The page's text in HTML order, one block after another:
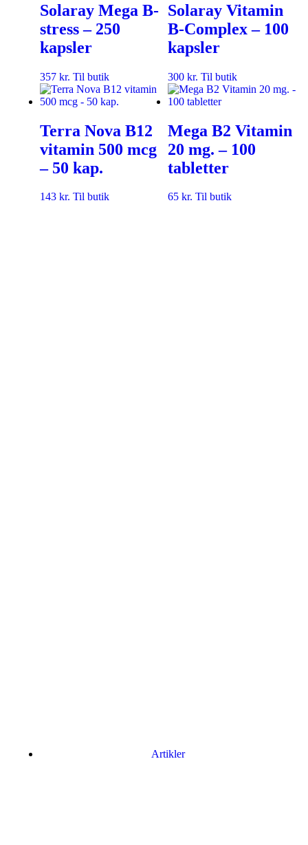
Solaray Mega B-
stress – 250
kapsler
357 kr. Til butik
Solaray Vitamin
B-Complex – 100
kapsler
300 kr. Til butik
Terra Nova B12
vitamin 500 mcg
– 50 kap.
143 kr. Til butik
Mega B2 Vitamin
20 mg. – 100
tabletter
65 kr. Til butik
Artikler